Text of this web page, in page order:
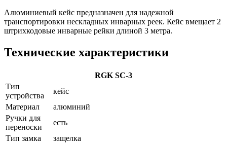
Алюминиевый кейс предназначен для надежной
транспортировки нескладных инварных реек. Кейс вмещает 2
штрихкодовые инварные рейки длиной 3 метра.
Технические характеристики
RGK SC-3
Тип
устройства
кейс
Материал
алюминий
Ручки для
переноски
есть
Тип замка
защелка